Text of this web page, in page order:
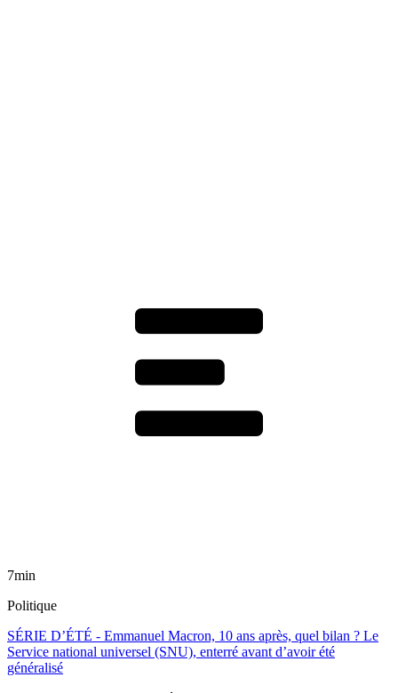
7min
Politique
SÉRIE D’ÉTÉ - Emmanuel Macron, 10 ans après, quel bilan ? Le
Service national universel (SNU), enterré avant d’avoir été
généralisé